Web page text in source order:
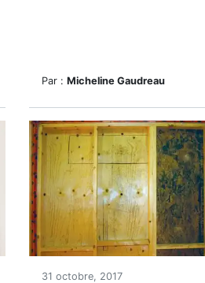
Par : Micheline Gaudreau
31 octobre, 2017